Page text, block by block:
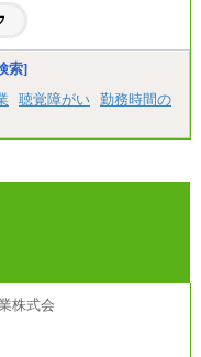
福岡〉月給185,000 円～
円～(※2)、180,500円
円～（※5）
県、神奈川県
、群馬県、長野県、新
県、広島県、山口県、
、愛媛県、高知県、大
県、鹿児島県、沖縄
～ ※勤務地により異な
索]
聴覚障がい 勤務時間の